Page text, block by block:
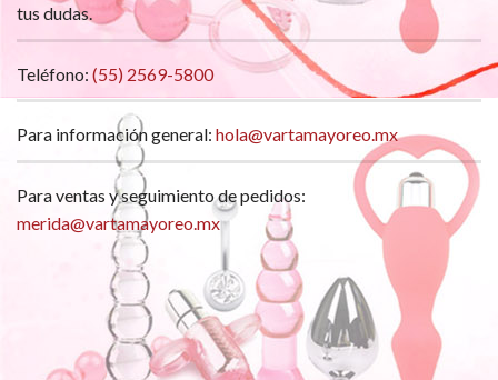
tus dudas.
Teléfono: (55) 2569-5800
Para información general: hola@vartamayoreo.mx
Para ventas y seguimiento de pedidos:
merida@vartamayoreo.mx